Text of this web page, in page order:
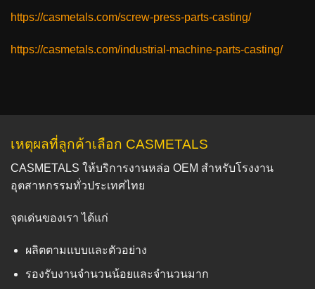
https://casmetals.com/screw-press-parts-casting/
https://casmetals.com/industrial-machine-parts-casting/
เหตุผลที่ลูกค้าเลือก CASMETALS
CASMETALS ให้บริการงานหล่อ OEM สำหรับโรงงาน
อุตสาหกรรมทั่วประเทศไทย
จุดเด่นของเรา ได้แก่
ผลิตตามแบบและตัวอย่าง
รองรับงานจำนวนน้อยและจำนวนมาก